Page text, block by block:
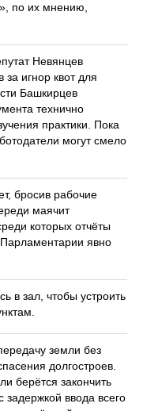
по их мнению,
Невянцев
игнор квот для
Башкирцев
технично
практики. Пока
могут смело
бросив рабочие
маячит
которых отчёты
явно
в зал, чтобы устроить
земли без
долгостроев.
берётся закончить
задержкой ввода всего